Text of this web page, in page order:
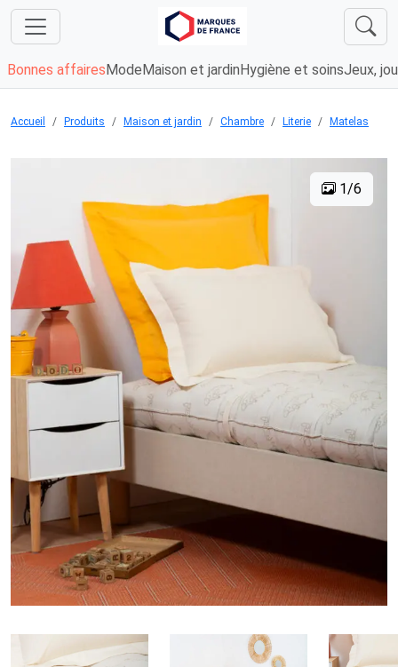
Bonnes affaires Mode Maison et jardin Hygiène et soinsJeux,
Accueil Produits Maison et jardin Chambre Literie Matelas
1/6